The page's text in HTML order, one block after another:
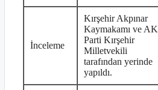
İnceleme
Kırşehir Akpınar
Kaymakamı ve AK
Parti Kırşehir
Milletvekili
tarafından yerinde
yapıldı.